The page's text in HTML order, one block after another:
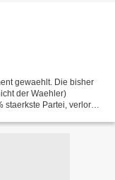
gewaehlt. Die bisher
der Waehler)
staerkste Partei, verlor